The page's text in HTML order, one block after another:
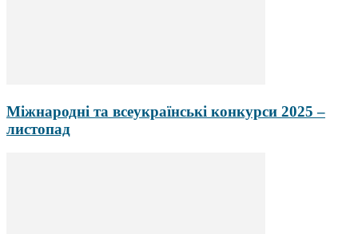
Міжнародні та всеукраїнські конкурси 2025 –
листопад